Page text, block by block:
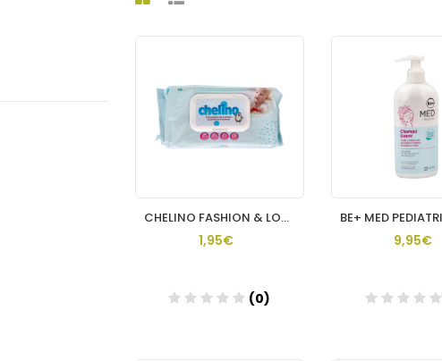
CHELINO FASHION & LOVE TOALLITAS INFANTILES 60 TOALLITAS
1,95€
(0)
9,95€